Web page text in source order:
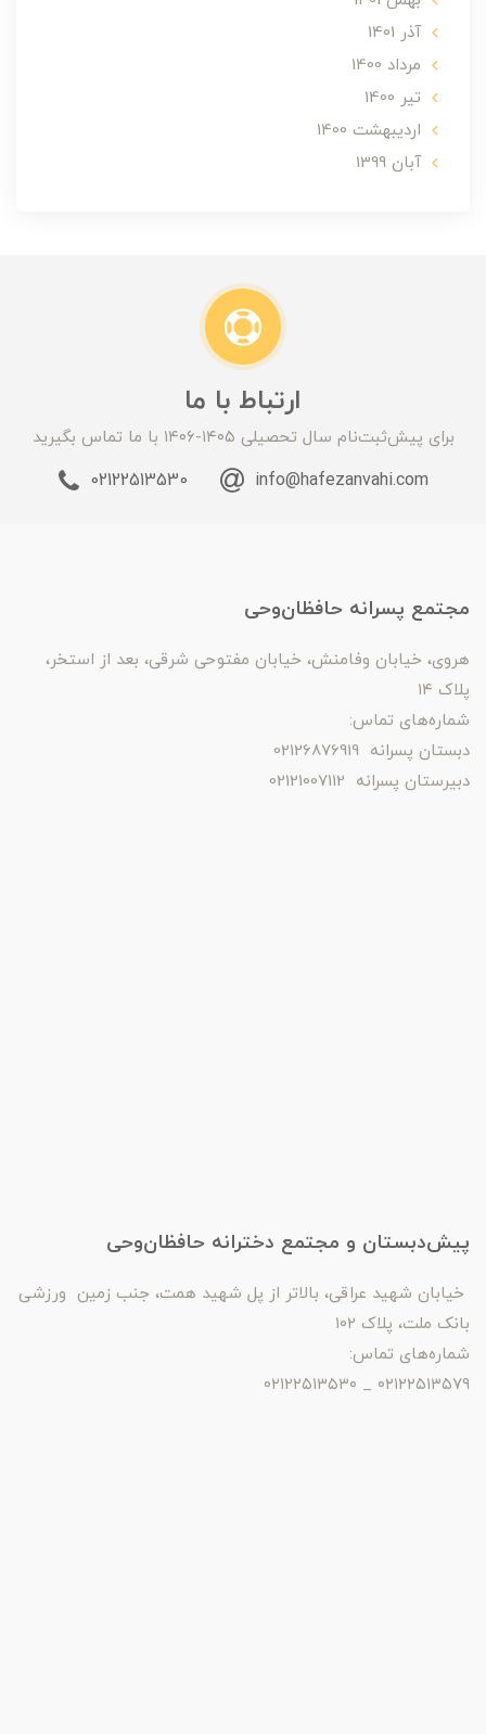
آذر 1401
مرداد 1400
تير 1400
ارديبهشت 1400
آبان 1399
ارتباط با ما
برای پیش‌ثبت‌نام سال تحصیلی ۱۴۰۵-۱۴۰۶ با ما تماس بگیرید
info@hafezanvahi.com
02122513530
مجتمع پسرانه حافظان‌وحی
هروی، خیابان وفامنش، خیابان مفتوحی شرقی، بعد از استخر،
پلاک ۱۴
شماره‌های تماس:
دبستان پسرانه 02126876919
دبیرستان پسرانه 02121007112
پیش‌دبستان و مجتمع دخترانه حافظان‌وحی
خیابان شهید عراقی، بالاتر از پل شهید همت، جنب زمین ورزشی
بانک ملت، پلاک ۱۰۲
شماره‌های تماس:
۰۲۱۲۲۵۱۳۵۷۹ _ ۰۲۱۲۲۵۱۳۵۳۰